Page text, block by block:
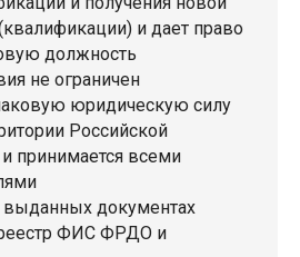
и дает право
должность
не ограничен
юридическую силу
Российской
принимается всеми
документах
реестр ФИС ФРДО и